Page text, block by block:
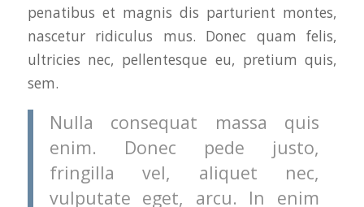
penatibus et magnis dis parturient montes,
nascetur ridiculus mus. Donec quam felis,
ultricies nec, pellentesque eu, pretium quis,
sem.
Nulla consequat massa quis
enim. Donec pede justo,
fringilla vel, aliquet nec,
vulputate eget, arcu. In enim